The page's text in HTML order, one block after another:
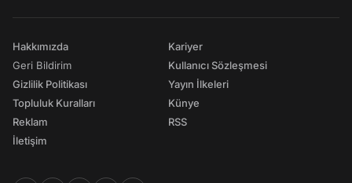
Hakkımızda
Geri Bildirim
Gizlilik Politikası
Topluluk Kuralları
Reklam
İletişim
Kariyer
Kullanıcı Sözleşmesi
Yayın İlkeleri
Künye
RSS